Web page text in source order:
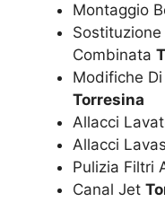
Montaggio
Combinata
Modifiche
Torresina
Allacci
Allacci
Pulizia Filtri
Canal Jet